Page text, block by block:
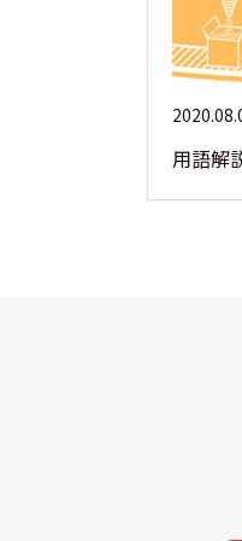
用語解